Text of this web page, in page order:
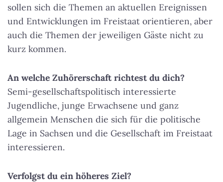
sollen sich die Themen an aktuellen Ereignissen
und Entwicklungen im Freistaat orientieren, aber
auch die Themen der jeweiligen Gäste nicht zu
kurz kommen.
An welche Zuhörerschaft richtest du dich?
Semi-gesellschaftspolitisch interessierte
Jugendliche, junge Erwachsene und ganz
allgemein Menschen die sich für die politische
Lage in Sachsen und die Gesellschaft im Freistaat
interessieren.
Verfolgst du ein höheres Ziel?